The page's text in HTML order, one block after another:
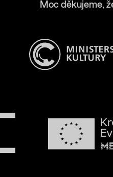
Moc děkujeme,